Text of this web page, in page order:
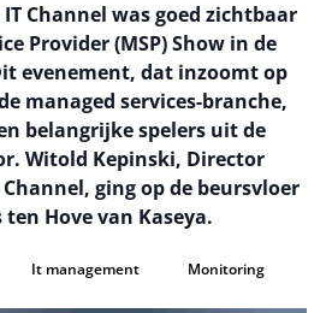
Channel was goed zichtbaar
Provider (MSP) Show in de
evenement, dat inzoomt op
managed services-branche,
belangrijke spelers uit de
Witold Kepinski, Director
ging op de beursvloer
Hove van Kaseya.
It management Monitoring